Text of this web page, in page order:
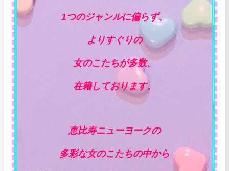
1つのジャンルに偏らず、
よりすぐりの
女のこたちが多数、
在籍しております。
恵比寿ニューヨークの
多彩な女のこたちの中から